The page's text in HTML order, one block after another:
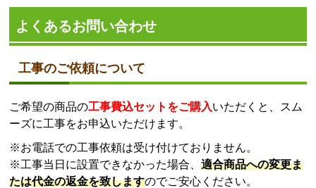
よくあるお問い合わせ
工事のご依頼について
ご希望の商品の工事費込セットをご購入いただくと、スム
ーズに工事をお申込いただけます。
※お電話での工事依頼は受け付けておりません。
※工事当日に設置できなかった場合、適合商品への変更ま
たは代金の返金を致しますのでご安心ください。